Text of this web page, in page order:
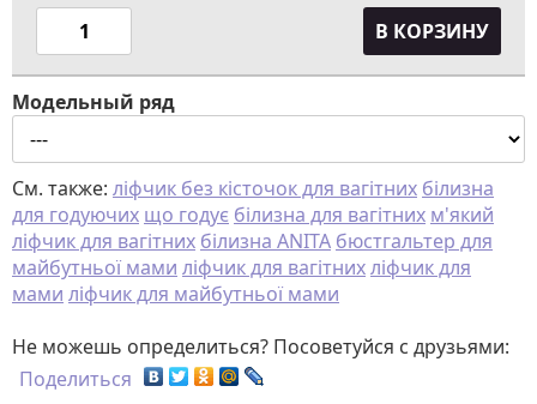
В КОРЗИНУ
Модельный ряд
См. также: ліфчик без кісточок для вагітних білизна
для годуючих що годує білизна для вагітних м'який
ліфчик для вагітних білизна ANITA бюстгальтер для
майбутньої мами ліфчик для вагітнихліфчик для
мами ліфчик для майбутньої мами
Не можешь определиться? Посоветуйся с друзьями:
Поделиться